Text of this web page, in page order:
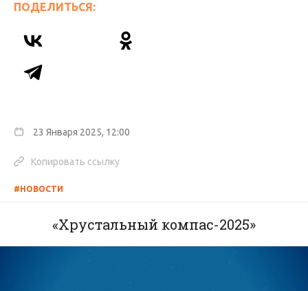
ПОДЕЛИТЬСЯ:
23 Января 2025, 12:00
Копировать ссылку
#НОВОСТИ
«Хрустальный компас-2025»